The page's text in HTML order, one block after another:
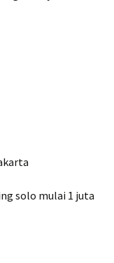
solo mulai 1 juta